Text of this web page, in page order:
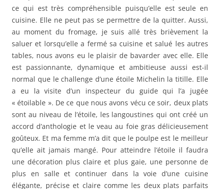
ce qui est très compréhensible puisqu’elle est seule en
cuisine. Elle ne peut pas se permettre de la quitter. Aussi,
au moment du fromage, je suis allé très brièvement la
saluer et lorsqu’elle a fermé sa cuisine et salué les autres
tables, nous avons eu le plaisir de bavarder avec elle. Elle
est passionnante, dynamique et ambitieuse aussi est-il
normal que le challenge d’une étoile Michelin la titille. Elle
a eu la visite d’un inspecteur du guide qui l’a jugée
« étoilable ». De ce que nous avons vécu ce soir, deux plats
sont au niveau de l’étoile, les langoustines qui ont créé un
accord d’anthologie et le veau au foie gras délicieusement
goûteux. Et ma femme m’a dit que le poulpe est le meilleur
qu’elle ait jamais mangé. Pour atteindre l’étoile il faudra
une décoration plus claire et plus gaie, une personne de
plus en salle et continuer dans la voie d’une cuisine
élégante, précise et claire comme les deux plats parfaits